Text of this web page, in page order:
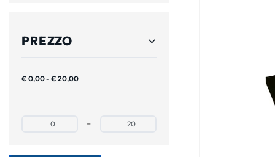
PREZZO
€ 0,00 - € 20,00
Prezzo minimo - Prezzo massimo